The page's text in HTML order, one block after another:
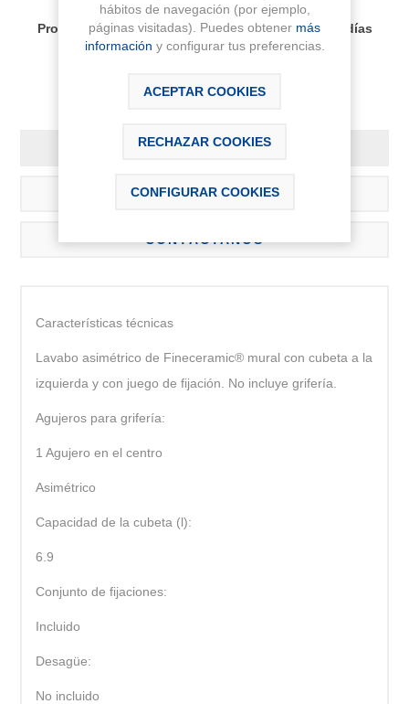
Disponibilidad:
Producto bajo pedido, plazo de entrega aprox 30 días
DESCRIPCIÓN
DESCARGABLES
CONTÁCTANOS
Características técnicas
Lavabo asimétrico de Fineceramic® mural con cubeta a la
izquierda y con juego de fijación. No incluye grifería.
Agujeros para grifería:
1 Agujero en el centro
Asimétrico
Capacidad de la cubeta (l):
6.9
Conjunto de fijaciones:
Incluido
Desagüe:
No incluido
hábitos de navegación (por ejemplo,
páginas visitadas). Puedes obtener más
información y configurar tus preferencias.
ACEPTAR COOKIES
RECHAZAR COOKIES
CONFIGURAR COOKIES